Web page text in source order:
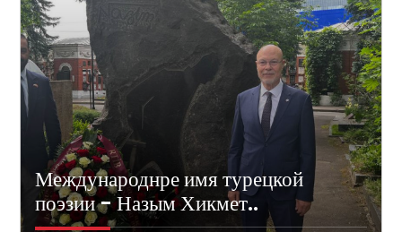
Международнре имя турецкой
поэзии - Назым Хикмет..